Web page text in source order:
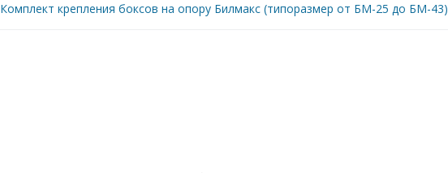
Комплект крепления боксов на опору Билмакс (типоразмер от БМ-25 до БМ-43)